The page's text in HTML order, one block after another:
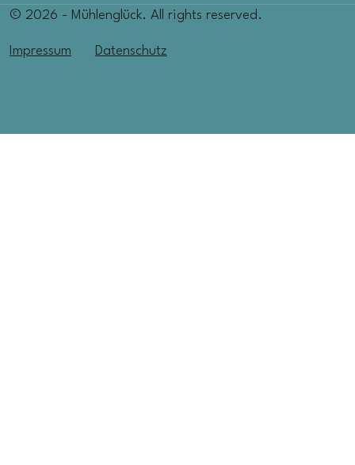
© 2026 - Mühlenglück. All rights reserved.
Impressum Datenschutz